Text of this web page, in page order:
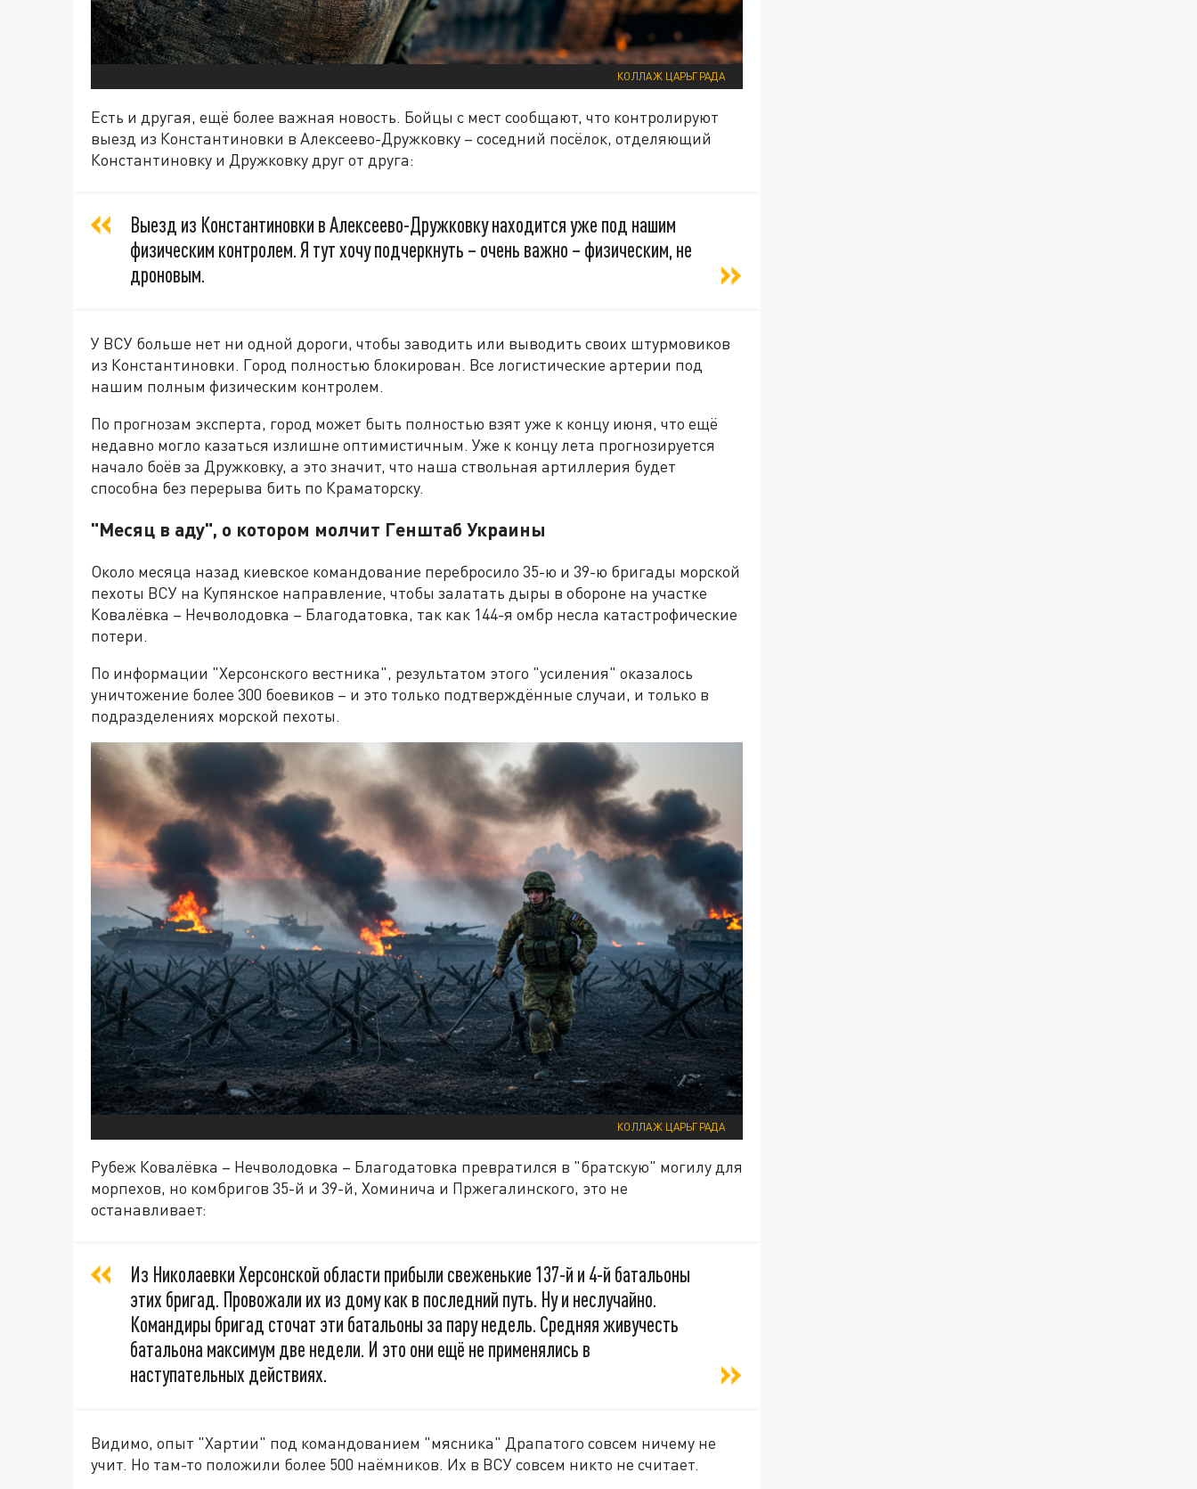
КОЛЛАЖ ЦАРЬГРАДА
Есть и другая, ещё более важная новость. Бойцы с мест сообщают, что контролируют
выезд из Константиновки в Алексеево-Дружковку – соседний посёлок, отделяющий
Константиновку и Дружковку друг от друга:
Выезд из Константиновки в Алексеево-Дружковку находится уже под нашим
физическим контролем. Я тут хочу подчеркнуть – очень важно – физическим, не
дроновым.
У ВСУ больше нет ни одной дороги, чтобы заводить или выводить своих штурмовиков
из Константиновки. Город полностью блокирован. Все логистические артерии под
нашим полным физическим контролем.
По прогнозам эксперта, город может быть полностью взят уже к концу июня, что ещё
недавно могло казаться излишне оптимистичным. Уже к концу лета прогнозируется
начало боёв за Дружковку, а это значит, что наша ствольная артиллерия будет
способна без перерыва бить по Краматорску.
"Месяц в аду", о котором молчит Генштаб Украины
Около месяца назад киевское командование перебросило 35-ю и 39-ю бригады морской
пехоты ВСУ на Купянское направление, чтобы залатать дыры в обороне на участке
Ковалёвка – Нечволодовка – Благодатовка, так как 144-я омбр несла катастрофические
потери.
По информации "Херсонского вестника", результатом этого "усиления" оказалось
уничтожение более 300 боевиков – и это только подтверждённые случаи, и только в
подразделениях морской пехоты.
КОЛЛАЖ ЦАРЬГРАДА
Рубеж Ковалёвка – Нечволодовка – Благодатовка превратился в "братскую" могилу для
морпехов, но комбригов 35-й и 39-й, Хоминича и Пржегалинского, это не
останавливает:
Из Николаевки Херсонской области прибыли свеженькие 137-й и 4-й батальоны
этих бригад. Провожали их из дому как в последний путь. Ну и неслучайно.
Командиры бригад сточат эти батальоны за пару недель. Средняя живучесть
батальона максимум две недели. И это они ещё не применялись в
наступательных действиях.
Видимо, опыт "Хартии" под командованием "мясника" Драпатого совсем ничему не
учит. Но там-то положили более 500 наёмников. Их в ВСУ совсем никто не считает.